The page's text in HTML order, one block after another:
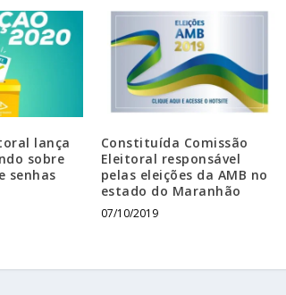
lança
sobre
senhas
Constituída Comissão
Eleitoral responsável
pelas eleições da AMB no
estado do Maranhão
07/10/2019